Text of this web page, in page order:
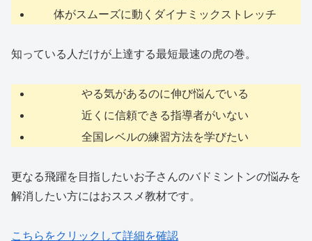
体がスムーズに動くダイナミックストレッチ
知っている人だけが上達する最短最速の虎の巻。
やる気があるのに伸び悩んでいる
近くに信頼できる指導者がいない
全国レベルの練習方法を学びたい
更なる飛躍を目指したいお子さんのバドミントンの悩みを
解消したい方にはおススメ教材です。
こちらをクリックして詳細を確認